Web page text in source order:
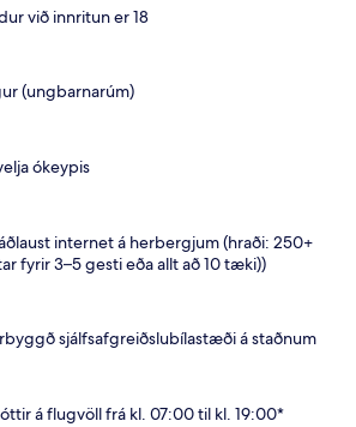
við innritun er 18
(ungbarnarúm)
ókeypis
internet á herbergjum (hraði: 250+
fyrir 3–5 gesti eða allt að 10 tæki))
sjálfsafgreiðslubílastæði á staðnum
á flugvöll frá kl. 07:00 til kl. 19:00*